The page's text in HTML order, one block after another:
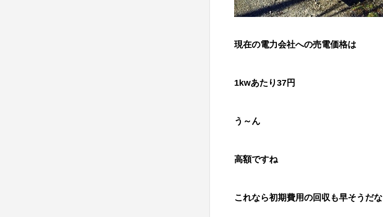
現在の電力会社への売電価格は
1kwあたり37円
う～ん
高額ですね
これなら初期費用の回収も早そうだな